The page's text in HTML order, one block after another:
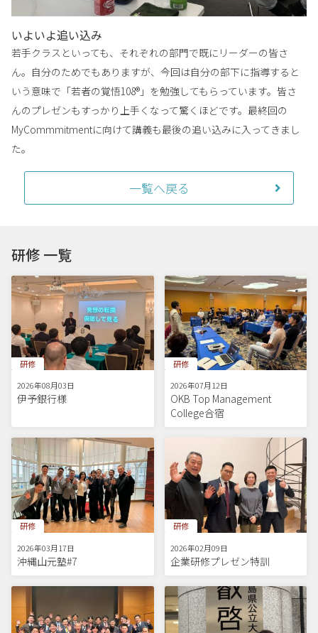
いよいよ追い込み
若手クラスといっても、それぞれの部門で既にリーダーの皆さ
ん。自分のためでもありますが、今回は自分の部下に指導すると
いう意味で「若者の覚悟108®」を勉強してもらっています。皆さ
んのプレゼンもすっかり上手くなって驚くほどです。最終回の
MyCommmitmentに向けて講義も最後の追い込みに入ってきまし
た。
一覧へ戻る
研修 一覧
研修
2026年08月03日
伊予銀行様
研修
2026年07月12日
OKB Top Management
College合宿
研修
2026年03月17日
沖縄山元塾#7
研修
2026年02月09日
企業研修プレゼン特訓